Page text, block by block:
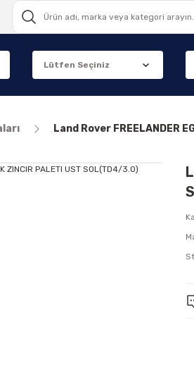
Land Rover FREELANDER